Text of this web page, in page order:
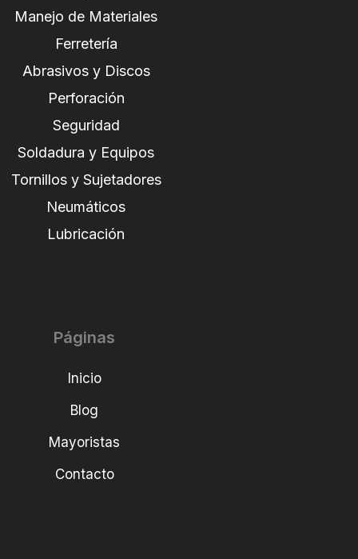
Manejo de Materiales
Ferretería
Abrasivos y Discos
Perforación
Seguridad
Soldadura y Equipos
Tornillos y Sujetadores
Neumáticos
Lubricación
Páginas
Inicio
Blog
Mayoristas
Contacto